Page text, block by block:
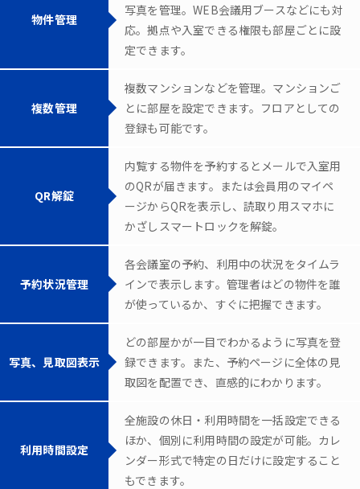
物件管理
写真を管理。WEB会議用ブースなどにも対
応。拠点や入室できる権限も部屋ごとに設
定できます。
複数管理
複数マンションなどを管理。マンションご
とに部屋を設定できます。フロアとしての
登録も可能です。
QR解錠
内覧する物件を予約するとメールで入室用
のQRが届きます。または会員用のマイペ
ージからQRを表示し、読取り用スマホに
かざしスマートロックを解錠。
予約状況管理
各会議室の予約、利用中の状況をタイムラ
インで表示します。管理者はどの物件を誰
が使っているか、すぐに把握できます。
写真、見取図表示
どの部屋かが一目でわかるように写真を登
録できます。また、予約ページに全体の見
取図を配置でき、直感的にわかります。
利用時間設定
全施設の休日・利用時間を一括設定できる
ほか、個別に利用時間の設定が可能。カレ
ンダー形式で特定の日だけに設定すること
もできます。